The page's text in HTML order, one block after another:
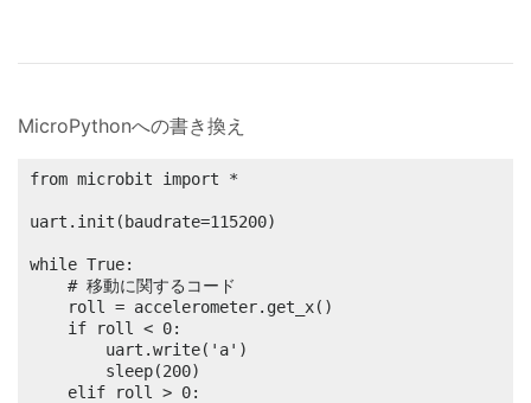
MicroPythonへの書き換え
from microbit import *
uart.init(baudrate=115200)
while True:
    # 移動に関するコード
    roll = accelerometer.get_x()
    if roll < 0:
        uart.write('a')
        sleep(200)
    elif roll > 0: